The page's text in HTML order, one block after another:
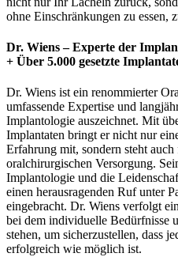
ohne Einschränkungen zu essen,
Dr. Wiens – Experte der
+ Über 5.000 gesetzte
Dr. Wiens ist ein renommierter
umfassende Expertise und
Implantologie auszeichnet. Mit
Implantaten bringt er nicht nur
Erfahrung mit, sondern steht
oralchirurgischen Versorgung.
Implantologie und die
einen herausragenden Ruf unter
eingebracht. Dr. Wiens verfolgt
bei dem individuelle Bedürfnisse
stehen, um sicherzustellen, dass
erfolgreich wie möglich ist.